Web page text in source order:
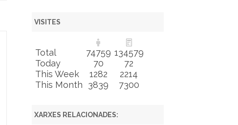
VISITES
Total 74759 134579
Today
70
72
This Week
1282
2214
This Month
3839 7300
XARXES RELACIONADES: